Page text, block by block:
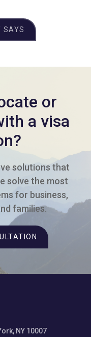
SAYS
or
a visa
solutions that
solve the most
for business,
families.
NY 10007